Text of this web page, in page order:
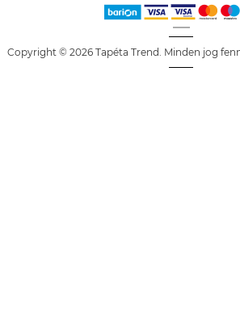
Copyright © 2026 Tapéta Trend. Minden jog